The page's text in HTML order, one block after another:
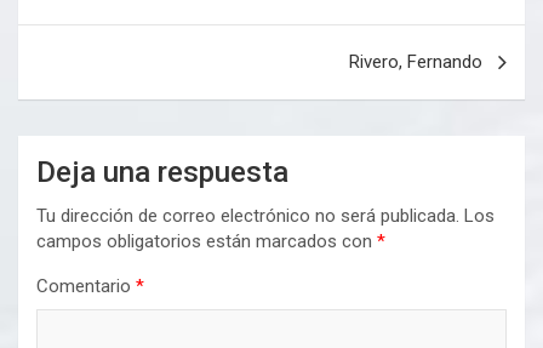
Rivero, Fernando
Deja una respuesta
Tu dirección de correo electrónico no será publicada. Los
campos obligatorios están marcados con *
Comentario *